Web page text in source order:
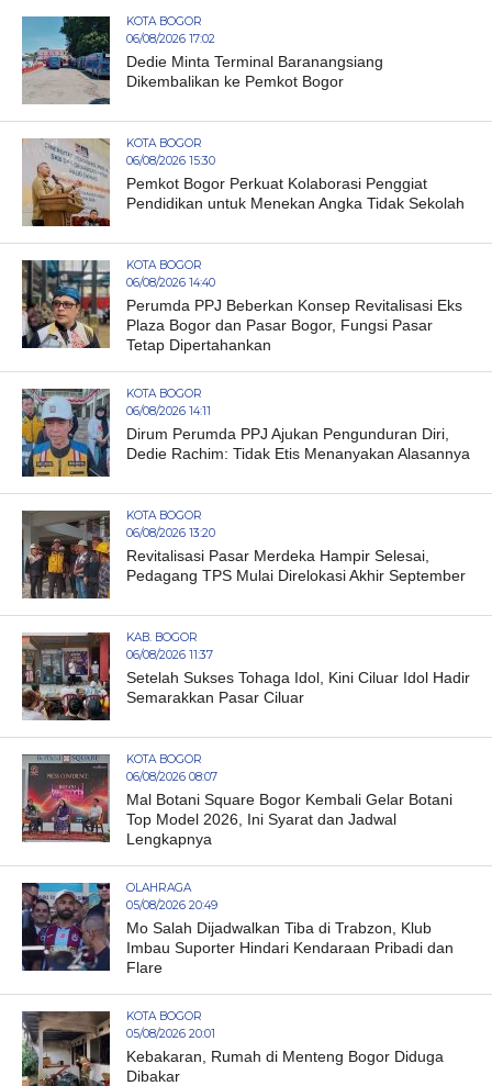
KOTA BOGOR
06/08/2026 17:02
Dedie Minta Terminal Baranangsiang
Dikembalikan ke Pemkot Bogor
KOTA BOGOR
06/08/2026 15:30
Pemkot Bogor Perkuat Kolaborasi Penggiat
Pendidikan untuk Menekan Angka Tidak Sekolah
KOTA BOGOR
06/08/2026 14:40
Perumda PPJ Beberkan Konsep Revitalisasi Eks
Plaza Bogor dan Pasar Bogor, Fungsi Pasar
Tetap Dipertahankan
KOTA BOGOR
06/08/2026 14:11
Dirum Perumda PPJ Ajukan Pengunduran Diri,
Dedie Rachim: Tidak Etis Menanyakan Alasannya
KOTA BOGOR
06/08/2026 13:20
Revitalisasi Pasar Merdeka Hampir Selesai,
Pedagang TPS Mulai Direlokasi Akhir September
KAB. BOGOR
06/08/2026 11:37
Setelah Sukses Tohaga Idol, Kini Ciluar Idol Hadir
Semarakkan Pasar Ciluar
KOTA BOGOR
06/08/2026 08:07
Mal Botani Square Bogor Kembali Gelar Botani
Top Model 2026, Ini Syarat dan Jadwal
Lengkapnya
OLAHRAGA
05/08/2026 20:49
Mo Salah Dijadwalkan Tiba di Trabzon, Klub
Imbau Suporter Hindari Kendaraan Pribadi dan
Flare
KOTA BOGOR
05/08/2026 20:01
Kebakaran, Rumah di Menteng Bogor Diduga
Dibakar